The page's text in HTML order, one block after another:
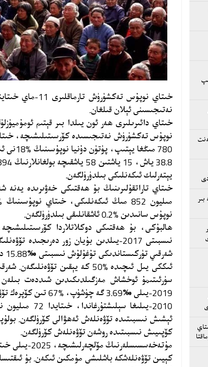
نەتىجىسىنى ئېلان قىلغان.
خىتاي دائىرىلىرى ھەر ئون يىلدا بىر قېتىم
780
يېتەرلىك ئىكەنلىكى بىلدۈرۈلگەن.
نوپۇس سانىدىن %0.2 ئاشقانلىقى بىلدۈرۈلگەن.
ھالبۇكى، بۇ ھەقتىكى دوكلاتلاردا
ئىككى يىل ئىچىدە %50 كە يېقىن
2019-يىلى ‰3.69 گە چۈشۈپ، %67 تىن كۆپرەك تۆۋەنلىگەن.
2010-يىلىغا
كۆپىيىش نىسبىتىدە روشەن تۆۋەنلەش كۆرۈلگەن.
كېيىن تۆۋەنلەشكە باشلىشى مۇمكىن ئىكەن. بۇ